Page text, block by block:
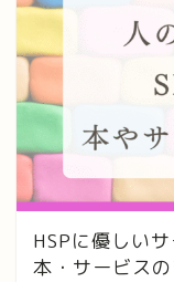
HSPに優しい
本・サービス